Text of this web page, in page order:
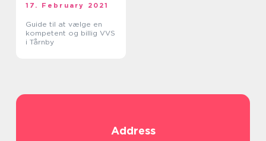
17. February 2021
Guide til at vælge en
kompetent og billig VVS
i Tårnby
Address